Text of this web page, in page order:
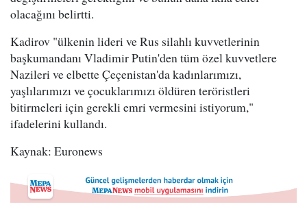
olacağını belirtti.
Kadirov "ülkenin lideri ve Rus silahlı kuvvetlerinin
başkumandanı Vladimir Putin'den tüm özel kuvvetlere
Nazileri ve elbette Çeçenistan'da kadınlarımızı,
yaşlılarımızı ve çocuklarımızı öldüren teröristleri
bitirmeleri için gerekli emri vermesini istiyorum,"
ifadelerini kullandı.
Kaynak: Euronews